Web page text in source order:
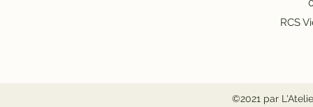
RCS
©2021 par